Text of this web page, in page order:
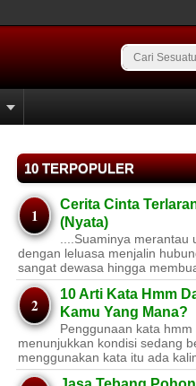
10 TERPOPULER
Cerita Cinta
(Nyata)
....Suaminya
dengan leluasa menjalin
sangat dewasa hingga
10 Arti Kata Hmm
Kamu Yang Mana?
Penggunaan kata
menunjukkan kondisi sedang
menggunakan kata itu ada